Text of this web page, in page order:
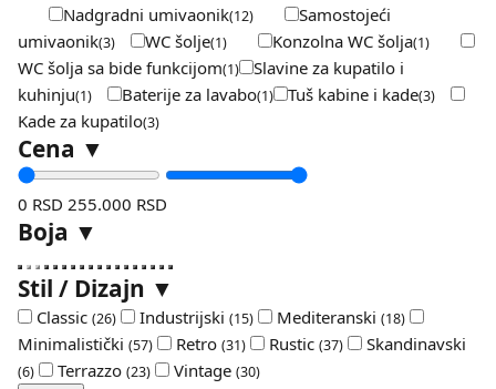
Nadgradni umivaonik(12)
Samostojeći
umivaonik(3) WC šolje(1) Konzolna WC šolja(1)
WC šolja sa bide funkcijom(1)
Slavine za kupatilo i
kuhinju(1) Baterije za lavabo(1) Tuš kabine i kade(3)
Kade za kupatilo(3)
Cena ▼
0 RSD 255.000 RSD
Boja ▼
Stil / Dizajn ▼
Classic (26) Industrijski (15) Mediteranski (18)
Minimalistički (57) Retro (31) Rustic (37) Skandinavski
(6) Terrazzo (23) Vintage (30)